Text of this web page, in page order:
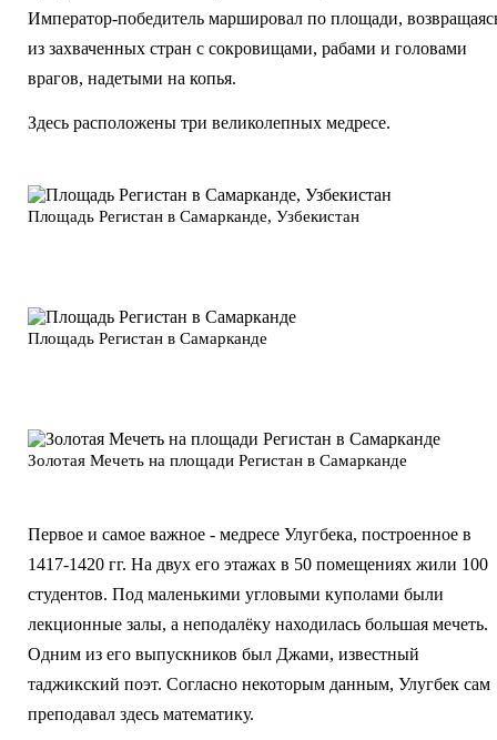
Император-победитель маршировал по площади,
из захваченных стран с сокровищами, рабами и головами
врагов, надетыми на копья.
Здесь расположены три великолепных медресе.
Площадь Регистан в Самарканде, Узбекистан
Площадь Регистан в Самарканде
Золотая Мечеть на площади Регистан в Самарканде
Первое и самое важное - медресе Улугбека, построенное в
1417-1420 гг. На двух его этажах в 50 помещениях жили 100
студентов. Под маленькими угловыми куполами были
лекционные залы, а неподалёку находилась большая мечеть.
Одним из его выпускников был Джами, известный
таджикский поэт. Согласно некоторым данным, Улугбек сам
преподавал здесь математику.